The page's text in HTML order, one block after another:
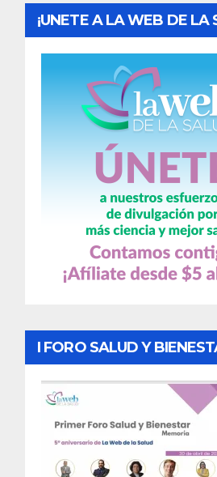
¡UNETE A LA WEB DE LA
I FORO SALUD Y